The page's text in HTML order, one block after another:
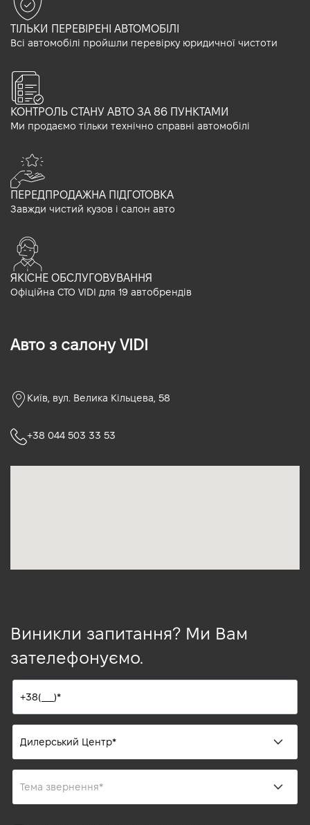
ТІЛЬКИ ПЕРЕВІРЕНІ АВТОМОБІЛІ
Всі автомобілі пройшли перевірку юридичної чистоти
КОНТРОЛЬ СТАНУ АВТО ЗА 86 ПУНКТАМИ
Ми продаємо тільки технічно справні автомобілі
ПЕРЕДПРОДАЖНА ПІДГОТОВКА
Завжди чистий кузов і салон авто
ЯКІСНЕ ОБСЛУГОВУВАННЯ
Офіційна СТО VIDI для 19 автобрендів
Авто з салону VIDI
Київ, вул. Велика Кільцева, 58
+38 044 503 33 53
Виникли запитання? Ми Вам
зателефонуємо.